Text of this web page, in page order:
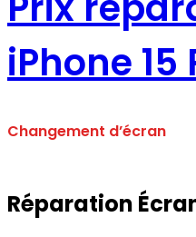
iPhone 15
Changement d’écran
Réparation